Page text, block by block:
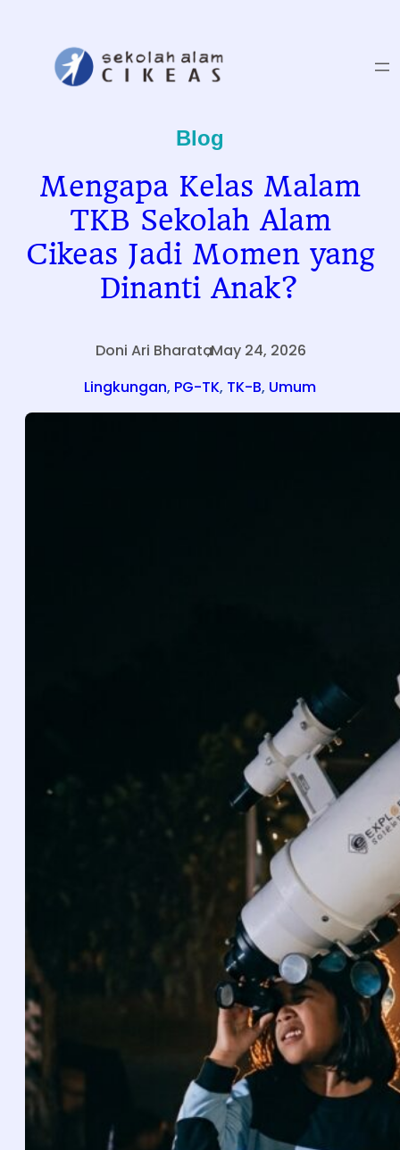
Blog
Mengapa Kelas Malam
TKB Sekolah Alam
Cikeas Jadi Momen yang
Dinanti Anak?
Doni Ari Bharata
,May 24, 2026
.
Lingkungan, PG-TK, TK-B, Umum